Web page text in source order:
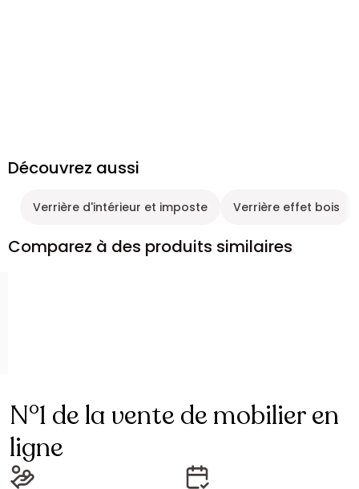
Découvrez aussi
Verrière d'intérieur et imposte Verrière effet bois
Comparez à des produits similaires
N°1 de la vente de mobilier en
ligne